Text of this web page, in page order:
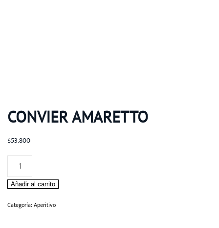
CONVIER AMARETTO
$53.800
CONVIER
AMARETTO
cantidad
Añadir al carrito
Categoría: Aperitivo